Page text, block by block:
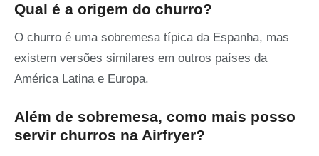
Qual é a origem do churro?
O churro é uma sobremesa típica da Espanha, mas
existem versões similares em outros países da
América Latina e Europa.
Além de sobremesa, como mais posso
servir churros na Airfryer?